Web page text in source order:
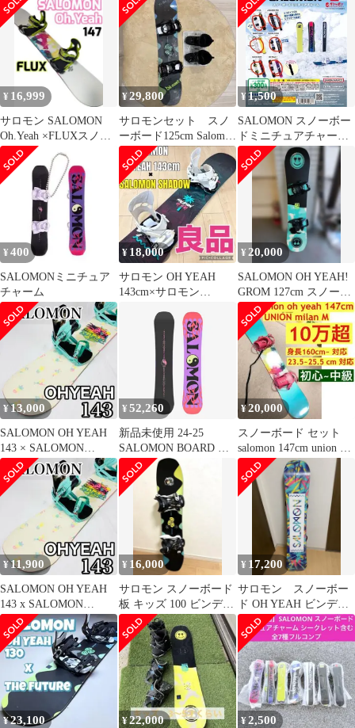
ユース OH YEAH J ム
ラサキスポーツ 24-25
モデル LL J24
138cm
¥ 16,999
サロモン SALOMON
Oh.Yeah ×FLUXスノー
ボード2点セット
¥29,800
サロモンセット スノ
ーボード125cm Salomon
ブーツセット
¥1,500
SALOMON スノーボー
ドミニチュアチャーム
6個セット
¥ 400
SALOMONミニチュア
チャーム
¥ 18,000
サロモン OH YEAH
143cm×サロモン
ド 良品
¥ 20,000
SALOMON OH YEAH!
GROM 127cm スノーボ
ード2点セット
¥13,000
SALOMON OH YEAH
143 × SALOMON
VENDETTA S
¥52,260
新品未使用 24-25
SALOMON BOARD OH
YEAR 143cm 土日祝発
送OK 13000 サロモン
¥20,000
スノーボード セット
salomon 147cm union ビ
ンディング M
¥11,900
SALOMON OH YEAH
143 x SALOMON
VENDETTA S
¥ 16,000
サロモン スノーボード
板 キッズ 100 ビンディ
ング付き
¥ 17,200
サロモン スノーボー
ド OH YEAH ビンディ
ング ミラージュ レデ
ィース
¥23,100 ¥22,000 ¥2,500